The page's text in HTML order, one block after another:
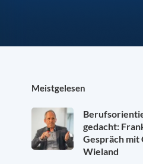
Meistgelesen
gedacht:
Gespräch mit
Wieland